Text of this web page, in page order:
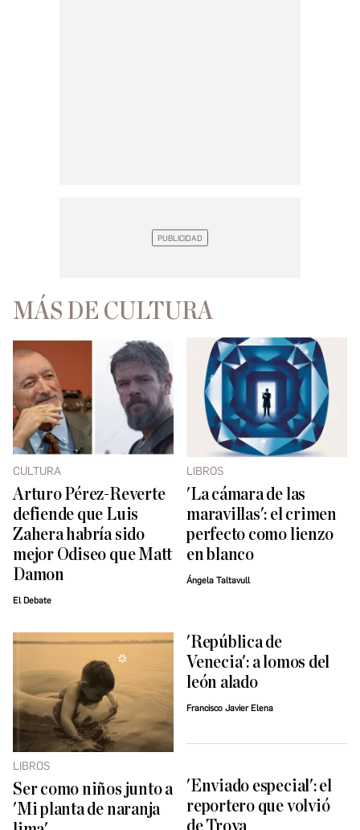
MÁS DE CULTURA
CULTURA
Arturo Pérez-Reverte
defiende que Luis
Zahera habría sido
mejor Odiseo que Matt
Damon
El Debate
LIBROS
'La cámara de las
maravillas': el crimen
perfecto como lienzo
en blanco
Ángela Taltavull
LIBROS
Ser como niños junto a
'Mi planta de naranja
'República de
Venecia': a lomos del
león alado
Francisco Javier Elena
'Enviado especial': el
reportero que volvió